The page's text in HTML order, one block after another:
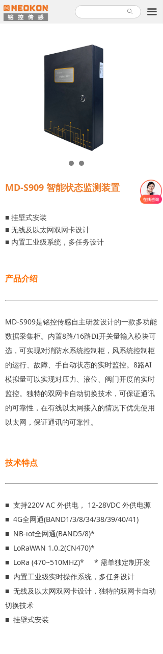
끀
首页
产品使用指南
ꄙ
MD-S909 智能状态监测装置
■ 挂壁式安装
■ 无线及以太网双网卡设计
■ 内置工业级系统，多任务设计
产品介绍
MD-S909是铭控传感自主研发设计的一款多功能
数据采集柜。内置8路/16路DI开关量输入模块可
选，可实现对消防水系统控制柜，风系统控制柜
的运行、故障、手自动状态的实时监控。8路AI
模拟量可以实现对压力、液位、阀门开度的实时
监控。独特的双网卡自动切换技术，可保证通讯
的可靠性，在有线以太网接入的情况下优先使用
以太网，保证通讯的可靠性。
技术特点
■ 支持220V AC 外供电， 12-28VDC 外供电源
■ 4G全网通(BAND1/3/8/34/38/39/40/41)
■ NB-iot全网通(BAND5/8)*
■ LoRaWAN 1.0.2(CN470)*
■ LoRa (470~510MHZ)* * 需单独定制开发
■ 内置工业级实时操作系统，多任务设计
■ 无线及以太网双网卡设计，独特的双网卡自动
切换技术
■ 挂壁式安装